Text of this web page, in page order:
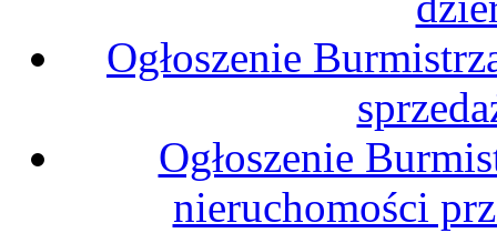
Ogłoszenie
Ogłoszenie
nieruchomości